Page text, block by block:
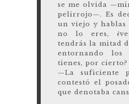
se me olvida
pelirrojo—. Es
un viejo y hablas
no lo eres,
tendrás la mitad
entornando los
tienes, por cierto?
—La suficiente
contestó el
que denotaba